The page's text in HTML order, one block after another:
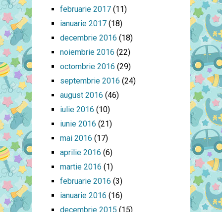
februarie 2017(11)
ianuarie 2017(18)
decembrie 2016 (18)
noiembrie 2016 (22)
octombrie 2016 (29)
septembrie 2016 (24)
august 2016 (46)
iulie 2016 (10)
iunie 2016 (21)
mai 2016 (17)
aprilie 2016 (6)
martie 2016 (1)
februarie 2016 (3)
ianuarie 2016 (16)
decembrie 2015 (15)